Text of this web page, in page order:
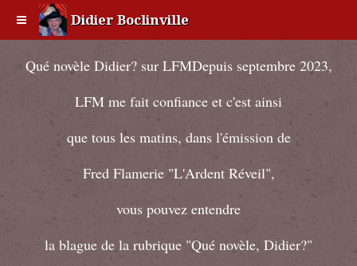
Didier Boclinville
Qué novèle Didier? sur LFMDepuis septembre 2023,
LFM me fait confiance et c'est ainsi
que tous les matins, dans l'émission de
Fred Flamerie "L'Ardent Réveil",
vous pouvez entendre
la blague de la rubrique "Qué novèle, Didier?"